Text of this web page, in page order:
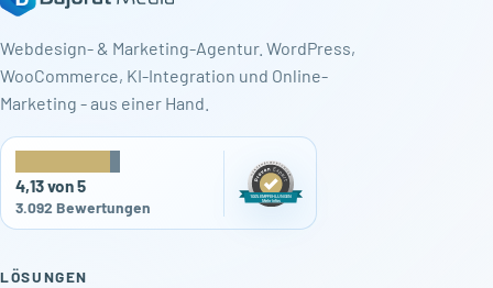
Webdesign- & Marketing-Agentur. WordPress,
WooCommerce, KI-Integration und Online-
Marketing - aus einer Hand.
4,13 von 5
3.092 Bewertungen
LÖSUNGEN